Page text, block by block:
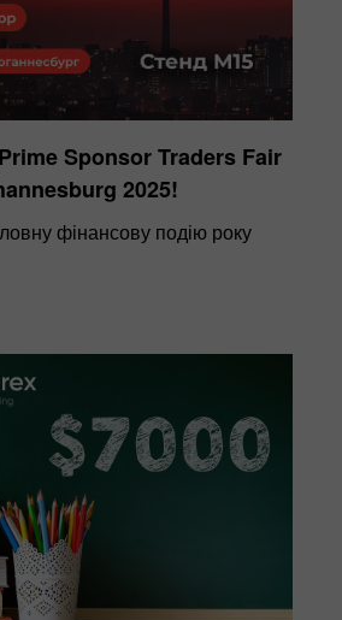
Sponsor Traders Fair
2025!
фінансову подію року